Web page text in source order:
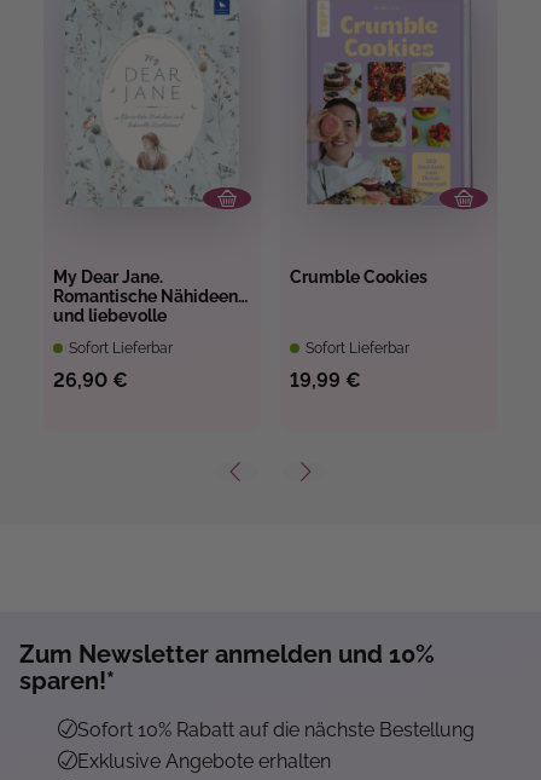
My Dear Jane.
Romantische Nähideen
und liebevolle
Sofort Lieferbar
26,90 €
Crumble Cookies
Sofort Lieferbar
19,99 €
Zum Newsletter anmelden und 10%
sparen!*
Sofort 10% Rabatt auf die nächste Bestellung
Exklusive Angebote erhalten